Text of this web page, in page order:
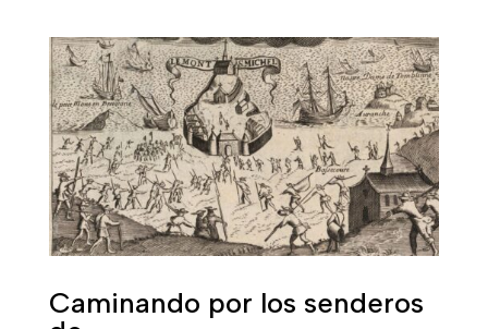
Caminando por los senderos